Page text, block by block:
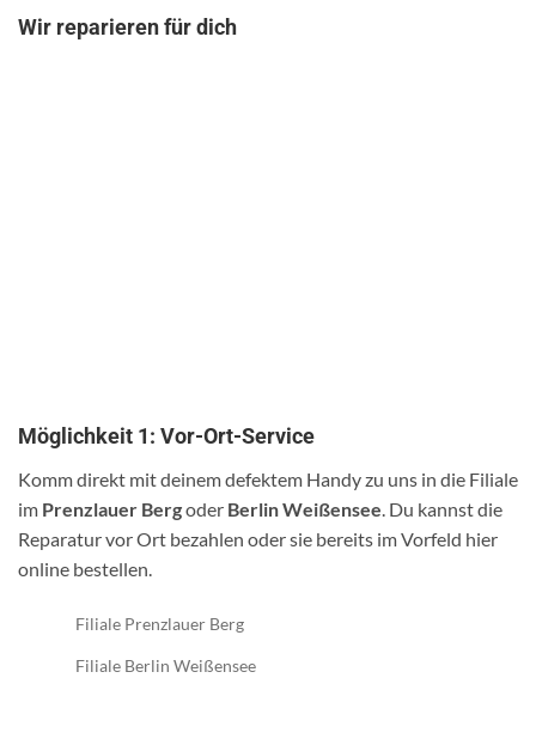
Wir reparieren für dich
Möglichkeit 1: Vor-Ort-Service
Komm direkt mit deinem defektem Handy zu uns in die Filiale
im Prenzlauer Bergoder Berlin Weißensee . Du kannst die
Reparatur vor Ort bezahlen oder sie bereits im Vorfeld hier
online bestellen.
Filiale Prenzlauer Berg
Filiale Berlin Weißensee